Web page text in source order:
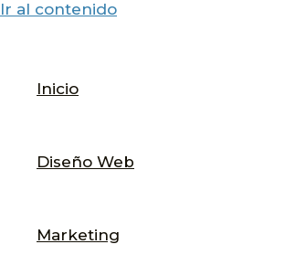
Ir al contenido
Inicio
Diseño Web
Marketing